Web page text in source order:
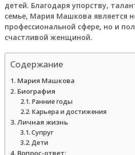
детей. Благодаря упорству,
семье, Мария Машкова является
профессиональной сфере, но и
счастливой женщиной.
Содержание
Мария Машкова
Биография
Ранние годы
Карьера и достижения
Личная жизнь
Супруг
Дети
Вопрос-ответ: